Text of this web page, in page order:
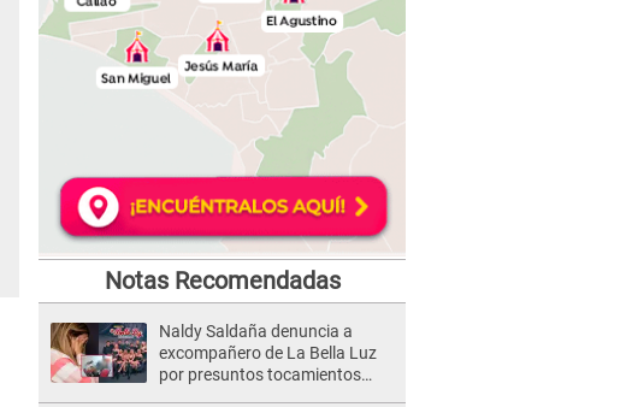
Notas Recomendadas
Naldy Saldaña denuncia a
excompañero de La Bella Luz
por presuntos tocamientos